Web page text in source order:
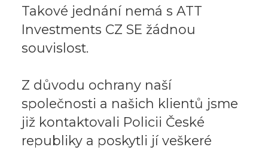
Takové jednání nemá s ATT
Investments CZ SE žádnou
souvislost.
Z důvodu ochrany naší
společnosti a našich klientů jsme
již kontaktovali Policii České
republiky a poskytli jí veškeré